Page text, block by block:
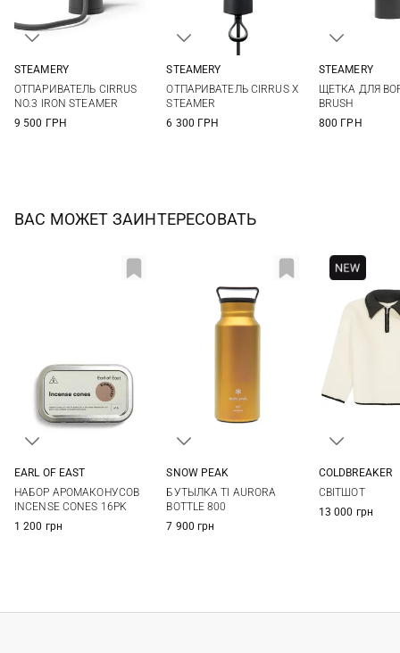
STEAMERY
ОТПАРИВАТЕЛЬ CIRRUS
NO.3 IRON STEAMER
9 500 ГРН
STEAMERY
ОТПАРИВАТЕЛЬ CIRRUS X
STEAMER
6 300 ГРН
STEAMERY
ЩЕТКА ДЛЯ
BRUSH
800 ГРН
ВАС МОЖЕТ ЗАИНТЕРЕСОВАТЬ
EARL OF EAST
НАБОР АРОМАКОНУСОВ
INCENSE CONES 16PK
1 200 грн
SNOW PEAK
БУТЫЛКА TI AURORA
BOTTLE 800
7 900 грн
COLDBREAKER
СВІТШОТ
13 000 грн